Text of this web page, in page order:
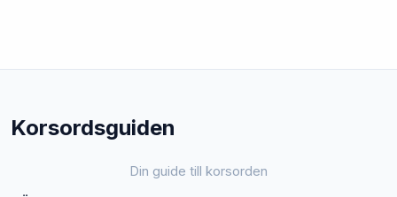
Korsordsguiden
Din guide till korsorden